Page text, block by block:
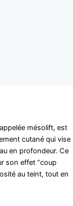
mésolift, est
cutané qui vise
en profondeur. Ce
son effet “coup
au teint, tout en